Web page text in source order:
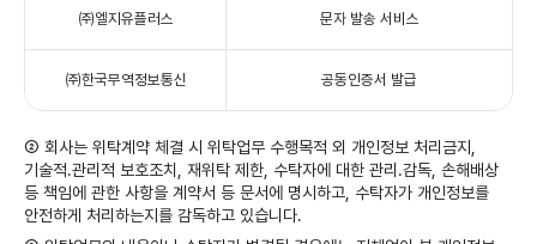
㈜엘지유플러스 문자 발송 서비스
㈜한국무역정보통신 공동인증서 발급
② 회사는 위탁계약 체결 시 위탁업무 수행목적 외 개인정보 처리금지,
기술적․관리적 보호조치, 재위탁 제한, 수탁자에 대한 관리․감독, 손해배상
등 책임에 관한 사항을 계약서 등 문서에 명시하고, 수탁자가 개인정보를
안전하게 처리하는지를 감독하고 있습니다.